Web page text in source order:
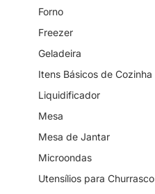
Forno
Freezer
Geladeira
Itens Básicos de Cozinha
Liquidificador
Mesa
Mesa de Jantar
Microondas
Utensílios para Churrasco